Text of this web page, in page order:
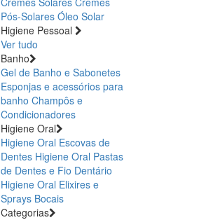
Pós-Solares Óleo Solar
Higiene Pessoal
Ver tudo
Banho
Gel de Banho e Sabonetes
Esponjas e acessórios para
banho Champôs e
Condicionadores
Higiene Oral
Higiene Oral Escovas de
Dentes Higiene Oral Pastas
de Dentes e Fio Dentário
Higiene Oral Elixires e
Sprays Bocais
Categorias